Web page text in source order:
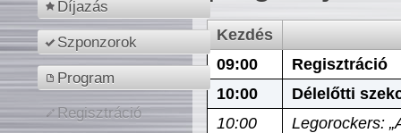
Díjazás
Szponzorok
Program
Regisztráció
Kezdés
09:00
Regisztráció
10:00
Délelőtti
10:00
Legorockers: